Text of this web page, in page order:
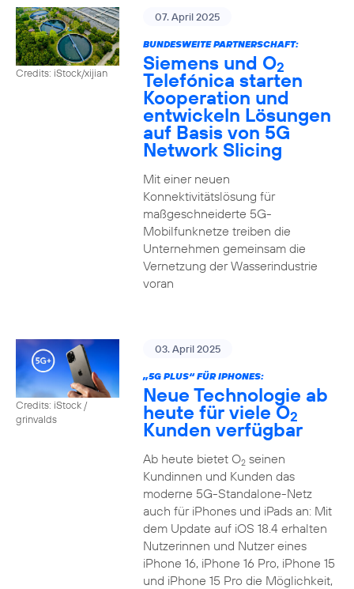
Credits: iStock/xijian
07. April 2025
BUNDESWEITE PARTNERSCHAFT:
Siemens und O2
Telefónica starten
Kooperation und
entwickeln Lösungen
auf Basis von 5G
Network Slicing
Mit einer neuen
Konnektivitätslösung für
maßgeschneiderte 5G-
Mobilfunknetze treiben die
Unternehmen gemeinsam die
Vernetzung der Wasserindustrie
voran
Credits: iStock /
grinvalds
03. April 2025
„5G PLUS“ FÜR IPHONES:
Neue Technologie ab
heute für viele O2
Kunden verfügbar
Ab heute bietet O2seinen
Kundinnen und Kunden das
moderne 5G-Standalone-Netz
auch für iPhones und iPads an: Mit
dem Update auf iOS 18.4 erhalten
Nutzerinnen und Nutzer eines
iPhone 16, iPhone 16 Pro, iPhone 15
und iPhone 15 Pro die Möglichkeit,